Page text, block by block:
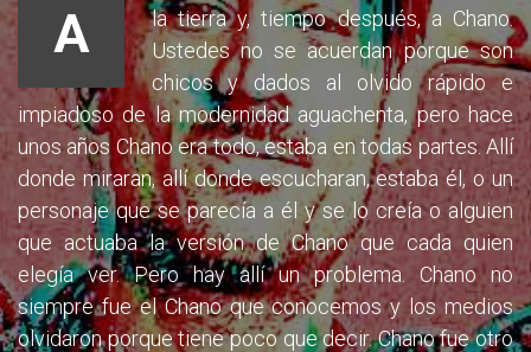
A
la tierra y, tiempo después, a Chano.
Ustedes no se acuerdan porque son
chicos y dados al olvido rápido e
impiadoso de la modernidad aguachenta, pero hace
unos años Chano era todo, estaba en todas partes. Allí
donde miraran, allí donde escucharan, estaba él, o un
personaje que se parecía a él y se lo creía o alguien
que actuaba la versión de Chano que cada quien
elegía ver. Pero hay allí un problema. Chano no
siempre fue el Chano que conocemos y los medios
olvidaron porque tiene poco que decir. Chano fue otro